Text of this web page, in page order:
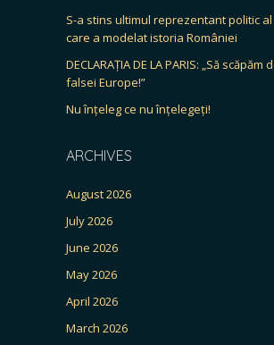
S-a stins ultimul reprezentant politic
care a modelat istoria României
DECLARAȚIA DE LA PARIS: „Să scăpăm
falsei Europe!”
Nu înțeleg ce nu înțelegeți!
ARCHIVES
August 2026
July 2026
June 2026
May 2026
April 2026
March 2026